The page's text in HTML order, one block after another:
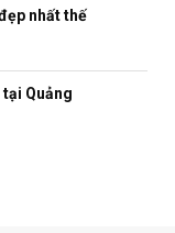
nhất thế
Quảng